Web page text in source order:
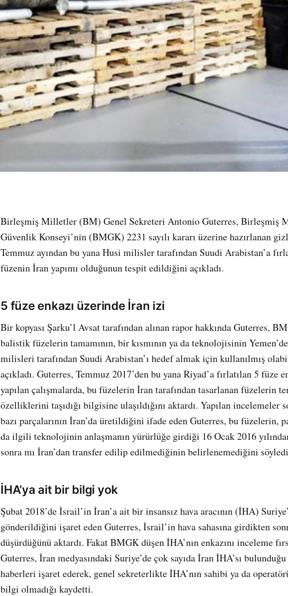
Birleşmiş Milletler (BM) Genel Sekreteri Antonio Guterres, Birleşmiş
Güvenlik Konseyi’nin (BMGK) 2231 sayılı kararı üzerine hazırlanan
Temmuz ayından bu yana Husi milisler tarafından Suudi Arabistan’a
füzenin İran yapımı olduğunun tespit edildiğini açıkladı.
5 füze enkazı üzerinde İran izi
Bir kopyası Şarku’l Avsat tarafından alınan rapor hakkında Guterres,
balistik füzelerin tamamının, bir kısmının ya da teknolojisinin
milisleri tarafından Suudi Arabistan’ı hedef almak için kullanılmış
açıkladı. Guterres, Temmuz 2017’den bu yana Riyad’a fırlatılan 5 füze
yapılan çalışmalarda, bu füzelerin İran tarafından tasarlanan füzelerin
özelliklerini taşıdığı bilgisine ulaşıldığını aktardı. Yapılan incelemeler
bazı parçalarının İran’da üretildiğini ifade eden Guterres, bu füzelerin,
da ilgili teknolojinin anlaşmanın yürürlüğe girdiği 16 Ocak 2016
sonra mı İran’dan transfer edilip edilmediğinin belirlenemediğini
İHA’ya ait bir bilgi yok
Şubat 2018’de İsrail’in İran’a ait bir insansız hava aracının (İHA)
gönderildiğini işaret eden Guterres, İsrail’in hava sahasına girdikten
düşürdüğünü aktardı. Fakat BMGK düşen İHA’nın enkazını inceleme
Guterres, İran medyasındaki Suriye’de çok sayıda İran İHA’sı
haberleri işaret ederek, genel sekreterlikte İHA’nın sahibi ya da
bilgi olmadığı kaydetti.